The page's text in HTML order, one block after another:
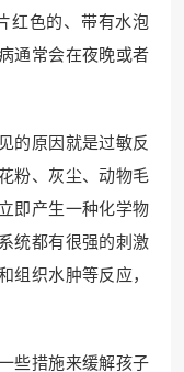
红色的、带有水泡
通常会在夜晚或者
的原因就是过敏反
粉、灰尘、动物毛
即产生一种化学物
统都有很强的刺激
组织水肿等反应，
些措施来缓解孩子